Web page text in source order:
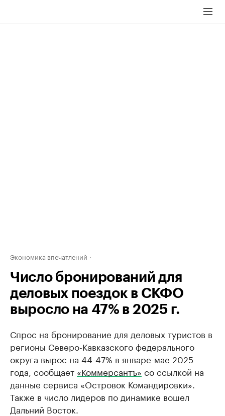
Экономика впечатлений
Число бронирований для
деловых поездок в СКФО
выросло на 47% в 2025 г.
Спрос на бронирование для деловых туристов в
регионы Северо-Кавказского федерального
округа вырос на 44-47% в январе-мае 2025
года, сообщает «Коммерсантъ» со ссылкой на
данные сервиса «Островок Командировки».
Также в число лидеров по динамике вошел
Дальний Восток.